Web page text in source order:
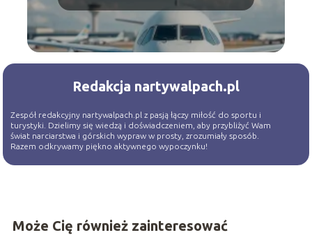
Redakcja nartywalpach.pl
Zespół redakcyjny nartywalpach.pl z pasją łączy miłość do sportu i
turystyki. Dzielimy się wiedzą i doświadczeniem, aby przybliżyć Wam
świat narciarstwa i górskich wypraw w prosty, zrozumiały sposób.
Razem odkrywamy piękno aktywnego wypoczynku!
Może Cię również zainteresować